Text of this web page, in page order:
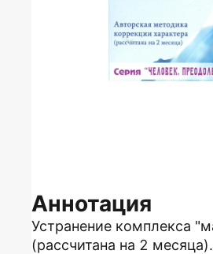
Аннотация
Устранение комплекса
(рассчитана на 2 месяца).